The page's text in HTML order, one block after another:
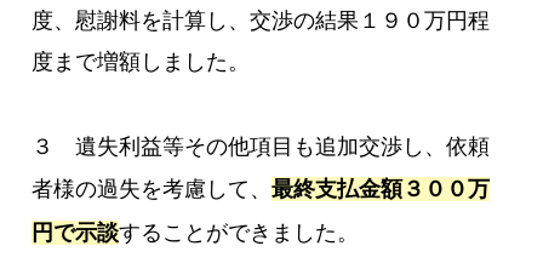
度、慰謝料を計算し、交渉の結果１９０万円程
度まで増額しました。
３ 遺失利益等その他項目も追加交渉し、依頼
者様の過失を考慮して、最終支払金額３００万
円で示談することができました。